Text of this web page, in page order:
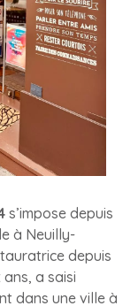
s’impose depuis
à Neuilly-
depuis
a saisi
dans une ville à